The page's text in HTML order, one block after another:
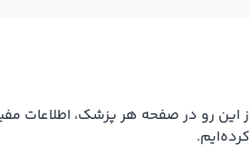
این رو در صفحه هر پزشک، اطلاعات